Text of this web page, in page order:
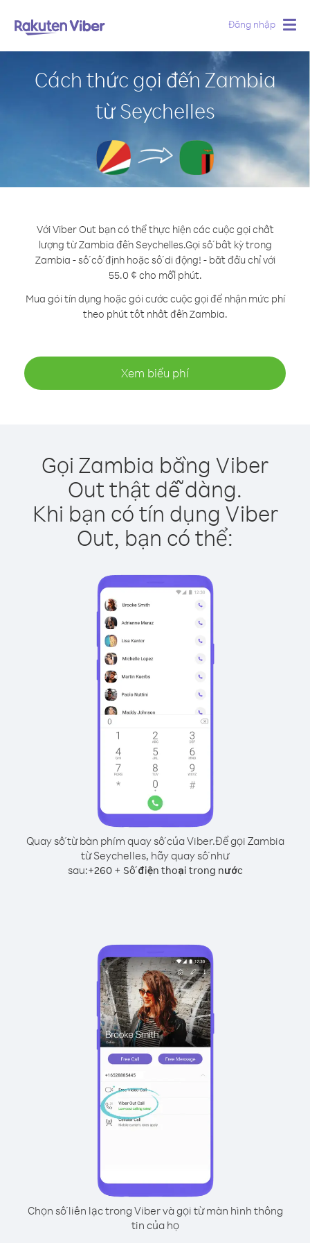
Đăng nhập
Cách thức gọi đến Zambia
từ Seychelles
Với Viber Out bạn có thể thực hiện các cuộc gọi chất
lượng từ Zambia đến Seychelles.Gọi số bất kỳ trong
Zambia - số cố định hoặc số di động! - bắt đầu chỉ với
55.0 ¢ cho mỗi phút.
Mua gói tín dụng hoặc gói cước cuộc gọi để nhận mức phí
theo phút tốt nhất đến Zambia.
Xem biểu phí
Gọi Zambia bằng Viber
Out thật dễ dàng.
Khi bạn có tín dụng Viber
Out, bạn có thể:
Quay số từ bàn phím quay số của Viber.Để gọi Zambia
từ Seychelles, hãy quay số như
sau:+260+ Số điện thoại trong nước
Chọn số liên lạc trong Viber và gọi từ màn hình thông
tin của họ